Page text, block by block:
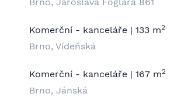
Komerční - kanceláře | 133 m2
Brno, Vídeňská
Komerční - kanceláře | 167 m2
Brno, Jánská